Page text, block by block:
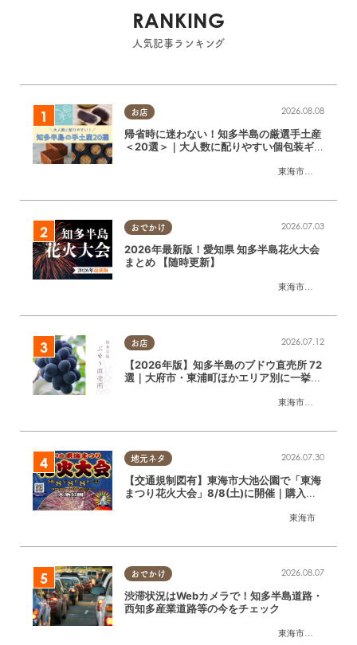
RANKING
人気記事ランキング
お店
東海市
,大府市
2026.08.08
帰省時に迷わない！知多半島の厳選手土産
＜20選＞｜大人数に配りやすい個包装ギフ
おでかけ
東海市
,大府市
2026.07.03
2026年最新版！愛知県 知多半島花火大会
まとめ 【随時更新】
お店
東海市
,大府市
2026.07.12
【2026年版】知多半島のブドウ直売所 72
選｜大府市・東浦町ほかエリア別に一挙紹
地元ネタ
東海市
2026.07.30
【交通規制図有】東海市大池公園で「東海
まつり花火大会」8/8(土)に開催｜購入方
おでかけ
東海市
,大府市
2026.08.07
渋滞状況はWebカメラで！知多半島道路・
西知多産業道路等の今をチェック